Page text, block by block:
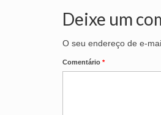
Deixe um
O seu endereço de e-
Comentário *